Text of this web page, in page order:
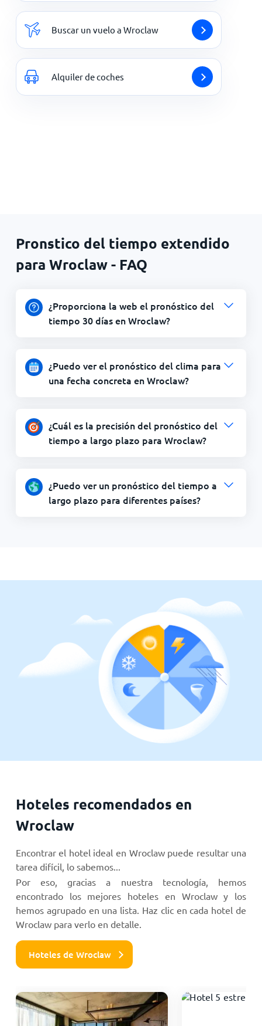
Buscar un vuelo a Wroclaw
Alquiler de coches
Pronstico del tiempo extendido
para Wroclaw - FAQ
¿Proporciona la web el pronóstico del
tiempo 30 días en Wroclaw?
¿Puedo ver el pronóstico del clima para
una fecha concreta en Wroclaw?
¿Cuál es la precisión del pronóstico del
tiempo a largo plazo para Wroclaw?
¿Puedo ver un pronóstico del tiempo a
largo plazo para diferentes países?
Hoteles recomendados en
Wroclaw
Encontrar el hotel ideal en Wroclaw puede resultar una
tarea difícil, lo sabemos...
Por eso, gracias a nuestra tecnología, hemos
encontrado los mejores hoteles en Wroclaw y los
hemos agrupado en una lista. Haz clic en cada hotel de
Wroclaw para verlo en detalle.
Hoteles de Wroclaw